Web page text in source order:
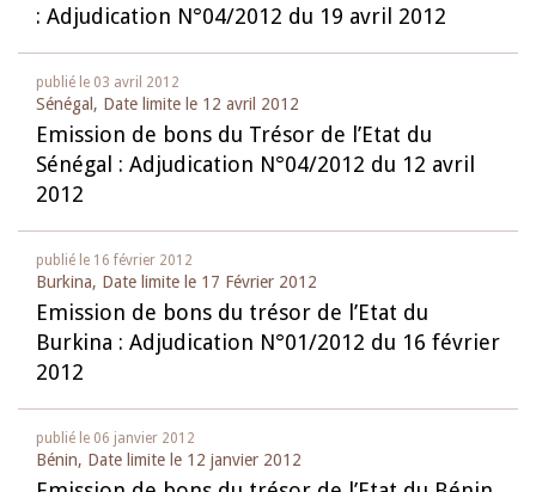
: Adjudication N°04/2012 du 19 avril 2012
publié le 03 avril 2012
Sénégal, Date limite le 12 avril 2012
Emission de bons du Trésor de l’Etat du
Sénégal : Adjudication N°04/2012 du 12 avril
2012
publié le 16 février 2012
Burkina, Date limite le 17 Février 2012
Emission de bons du trésor de l’Etat du
Burkina : Adjudication N°01/2012 du 16 février
2012
publié le 06 janvier 2012
Bénin, Date limite le 12 janvier 2012